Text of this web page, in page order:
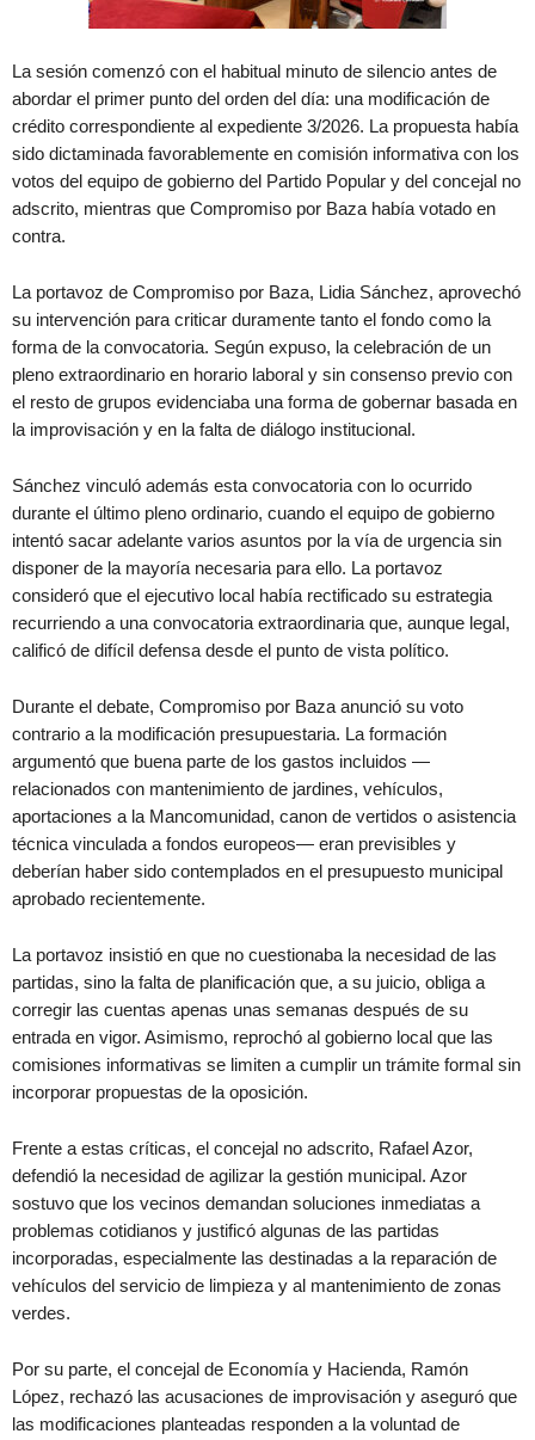
La sesión comenzó con el habitual minuto de silencio antes de
abordar el primer punto del orden del día: una modificación de
crédito correspondiente al expediente 3/2026. La propuesta había
sido dictaminada favorablemente en comisión informativa con los
votos del equipo de gobierno del Partido Popular y del concejal no
adscrito, mientras que Compromiso por Baza había votado en
contra.
La portavoz de Compromiso por Baza, Lidia Sánchez, aprovechó
su intervención para criticar duramente tanto el fondo como la
forma de la convocatoria. Según expuso, la celebración de un
pleno extraordinario en horario laboral y sin consenso previo con
el resto de grupos evidenciaba una forma de gobernar basada en
la improvisación y en la falta de diálogo institucional.
Sánchez vinculó además esta convocatoria con lo ocurrido
durante el último pleno ordinario, cuando el equipo de gobierno
intentó sacar adelante varios asuntos por la vía de urgencia sin
disponer de la mayoría necesaria para ello. La portavoz
consideró que el ejecutivo local había rectificado su estrategia
recurriendo a una convocatoria extraordinaria que, aunque legal,
calificó de difícil defensa desde el punto de vista político.
Durante el debate, Compromiso por Baza anunció su voto
contrario a la modificación presupuestaria. La formación
argumentó que buena parte de los gastos incluidos —
relacionados con mantenimiento de jardines, vehículos,
aportaciones a la Mancomunidad, canon de vertidos o asistencia
técnica vinculada a fondos europeos— eran previsibles y
deberían haber sido contemplados en el presupuesto municipal
aprobado recientemente.
La portavoz insistió en que no cuestionaba la necesidad de las
partidas, sino la falta de planificación que, a su juicio, obliga a
corregir las cuentas apenas unas semanas después de su
entrada en vigor. Asimismo, reprochó al gobierno local que las
comisiones informativas se limiten a cumplir un trámite formal sin
incorporar propuestas de la oposición.
Frente a estas críticas, el concejal no adscrito, Rafael Azor,
defendió la necesidad de agilizar la gestión municipal. Azor
sostuvo que los vecinos demandan soluciones inmediatas a
problemas cotidianos y justificó algunas de las partidas
incorporadas, especialmente las destinadas a la reparación de
vehículos del servicio de limpieza y al mantenimiento de zonas
verdes.
Por su parte, el concejal de Economía y Hacienda, Ramón
López, rechazó las acusaciones de improvisación y aseguró que
las modificaciones planteadas responden a la voluntad de